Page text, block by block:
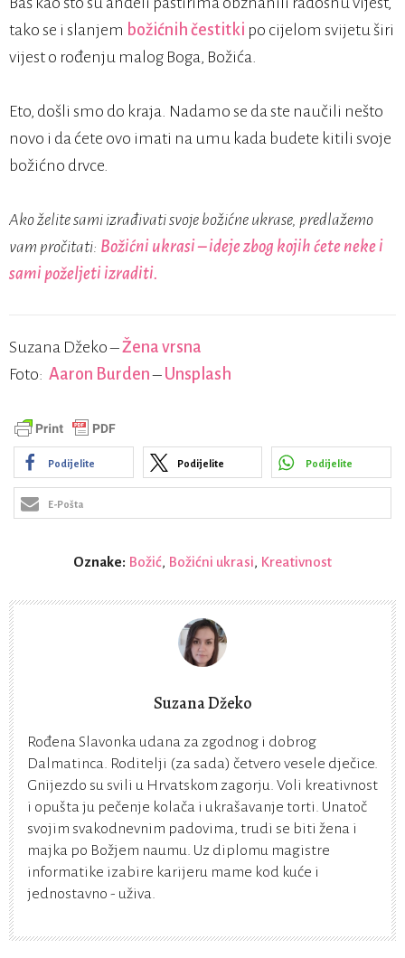
tako se i slanjem božićnih čestitki po cijelom svijetu širi
vijest o rođenju malog Boga, Božića.
Eto, došli smo do kraja. Nadamo se da ste naučili nešto
novo i da ćete ovo imati na umu kada budete kitili svoje
božićno drvce.
Ako želite sami izrađivati svoje božićne ukrase, predlažemo
vam pročitati: Božićni ukrasi – ideje zbog kojih ćete neke i
sami poželjeti izraditi.
Suzana Džeko –Žena vrsna
Foto: Aaron Burden– Unsplash
Podijelite Podijelite Podijelite
E-Pošta
Oznake: Božić, Božićni ukrasi, Kreativnost
Suzana Džeko
Rođena Slavonka udana za zgodnog i dobrog
Dalmatinca. Roditelji (za sada) četvero vesele dječice.
Gnijezdo su svili u Hrvatskom zagorju. Voli kreativnost
i opušta ju pečenje kolača i ukrašavanje torti. Unatoč
svojim svakodnevnim padovima, trudi se biti žena i
majka po Božjem naumu. Uz diplomu magistre
informatike izabire karijeru mame kod kuće i
jednostavno - uživa.